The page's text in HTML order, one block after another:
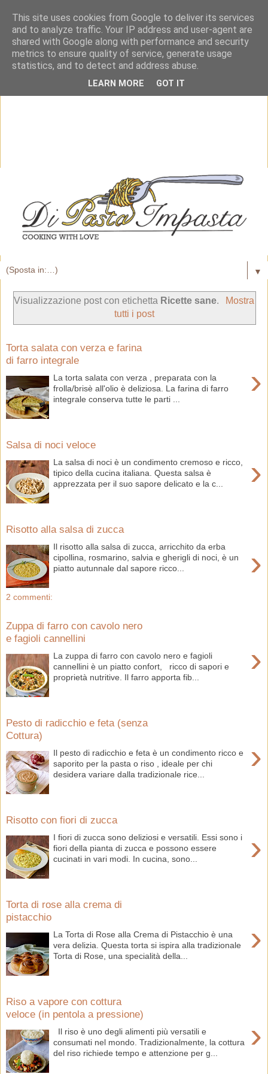
▼
Visualizzazione post con etichetta Ricette sane.
Mostra
tutti i post
Torta salata con verza e farina
di farro integrale
›
La torta salata con verza , preparata con la
frolla/brisè all'olio è deliziosa. La farina di farro
integrale conserva tutte le parti ...
Salsa di noci veloce
›
La salsa di noci è un condimento cremoso e ricco,
tipico della cucina italiana. Questa salsa è
apprezzata per il suo sapore delicato e la c...
Risotto alla salsa di zucca
›
Il risotto alla salsa di zucca, arricchito da erba
cipollina, rosmarino, salvia e gherigli di noci, è un
piatto autunnale dal sapore ricco...
2 commenti:
Zuppa di farro con cavolo nero
e fagioli cannellini
›
La zuppa di farro con cavolo nero e fagioli
cannellini è un piatto confort, ricco di sapori e
proprietà nutritive. Il farro apporta fib...
Pesto di radicchio e feta (senza
Cottura)
›
Il pesto di radicchio e feta è un condimento ricco e
saporito per la pasta o riso , ideale per chi
desidera variare dalla tradizionale rice...
Risotto con fiori di zucca
›
I fiori di zucca sono deliziosi e versatili. Essi sono i
fiori della pianta di zucca e possono essere
cucinati in vari modi. In cucina, sono...
Torta di rose alla crema di
pistacchio
›
La Torta di Rose alla Crema di Pistacchio è una
vera delizia. Questa torta si ispira alla tradizionale
Torta di Rose, una specialità della...
Riso a vapore con cottura
veloce (in pentola a pressione)
›
Il riso è uno degli alimenti più versatili e
consumati nel mondo. Tradizionalmente, la cottura
del riso richiede tempo e attenzione per g...
This site uses cookies from Google to deliver its services
and to analyze traffic. Your IP address and user-agent are
shared with Google along with performance and security
metrics to ensure quality of service, generate usage
statistics, and to detect and address abuse.
LEARN MORE GOT IT